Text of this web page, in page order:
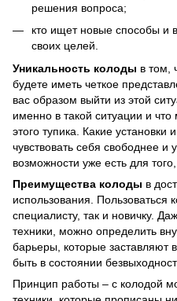
решения вопроса;
кто ищет новые способы и
своих целей.
Уникальность колоды в том,
будете иметь четкое
вас образом выйти из этой
именно в такой ситуации и
этого тупика. Какие
чувствовать себя свободнее и
возможности уже есть для
Преимущества колоды в
использования. Пользоваться
специалисту, так и новичку.
техники, можно определить
барьеры, которые заставляют
быть в состоянии
Принцип работы – с колодой